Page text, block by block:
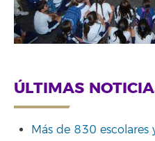
ÚLTIMAS
Más de 830